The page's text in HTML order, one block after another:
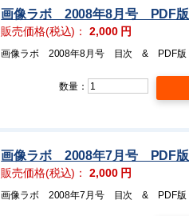
画像ラボ 2008年8月号 PDF版
販売価格(税込)：2,000円
画像ラボ 2008年8月号 目次 & PDF版
数量：
画像ラボ 2008年7月号 PDF版
販売価格(税込)：2,000円
画像ラボ 2008年7月号 目次 & PDF版